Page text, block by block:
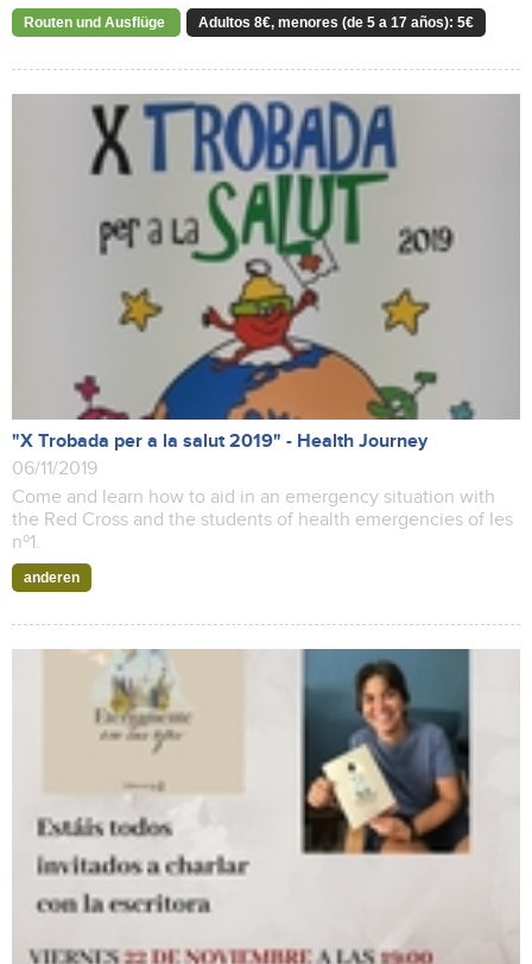
Routen und Ausflüge Adultos 8€, menores (de 5 a 17 años): 5€
"X Trobada per a la salut 2019" - Health Journey
06/11/2019
Come and learn how to aid in an emergency situation with
the Red Cross and the students of health emergencies of Ies
nº1.
anderen